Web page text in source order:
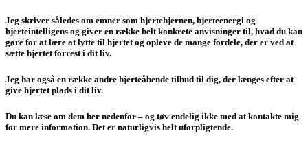
Jeg skriver således om emner som hjertehjernen, hjerteenergi og
hjerteintelligens og giver en række helt konkrete anvisninger til, hvad du kan
gøre for at lære at lytte til hjertet og opleve de mange fordele, der er ved at
sætte hjertet forrest i dit liv.
Jeg har også en række andre hjerteåbende tilbud til dig, der længes efter at
give hjertet plads i dit liv.
Du kan læse om dem her nedenfor – og tøv endelig ikke med at kontakte mig
for mere information. Det er naturligvis helt uforpligtende.